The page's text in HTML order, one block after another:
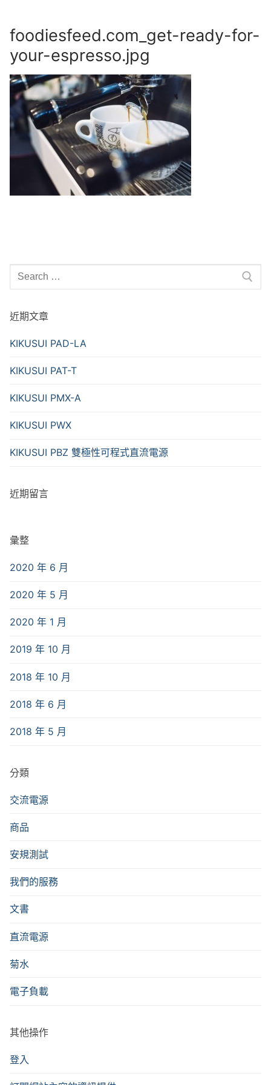
content
foodiesfeed.com_get-ready-for-
your-espresso.jpg
Search
近期文章
KIKUSUI PAD-LA
KIKUSUI PAT-T
KIKUSUI PMX-A
KIKUSUI PWX
KIKUSUI PBZ 雙極性可程式直流電源
近期留言
彙整
2020 年 6 月
2020 年 5 月
2020 年 1 月
2019 年 10 月
2018 年 10 月
2018 年 6 月
2018 年 5 月
分類
交流電源
商品
安規測試
我們的服務
文書
直流電源
菊水
電子負載
其他操作
登入